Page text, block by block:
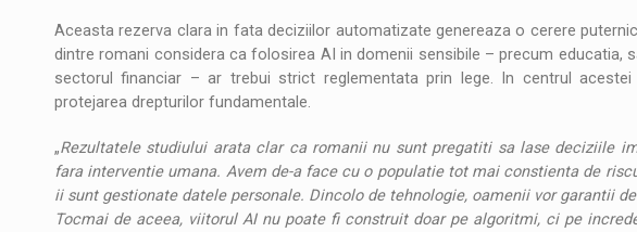
Aceasta rezerva clara in fata deciziilor automatizate genereaza o cerere
dintre romani considera ca folosirea AI in domenii sensibile – precum educatia,
sectorul financiar – ar trebui strict reglementata prin lege. In centrul
protejarea drepturilor fundamentale.
„Rezultatele studiului arata clar ca romanii nu sunt pregatiti sa lase deciziile
fara interventie umana. Avem de-a face cu o populatie tot mai constienta de
ii sunt gestionate datele personale. Dincolo de tehnologie, oamenii vor garantii
Tocmai de aceea, viitorul AI nu poate fi construit doar pe algoritmi, ci pe